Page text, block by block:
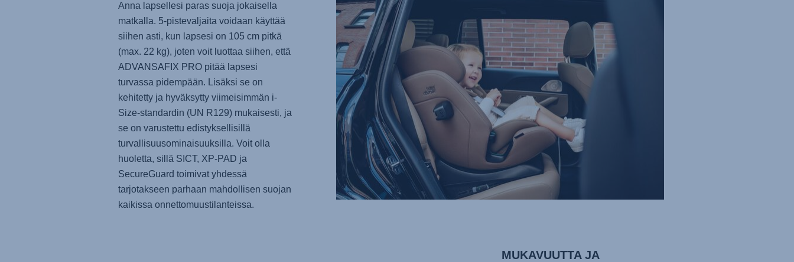
Anna lapsellesi paras suoja jokaisella
matkalla. 5-pistevaljaita voidaan käyttää
siihen asti, kun lapsesi on 105 cm pitkä
(max. 22 kg), joten voit luottaa siihen, että
ADVANSAFIX PROpitää lapsesi
turvassa pidempään. Lisäksi se on
kehitetty ja hyväksytty viimeisimmän i-
Size-standardin (UN R129) mukaisesti, ja
se on varustettu edistyksellisillä
turvallisuusominaisuuksilla. Voit olla
huoletta, sillä SICT, XP-PAD ja
SecureGuard toimivat yhdessä
tarjotakseen parhaan mahdollisen suojan
kaikissa onnettomuustilanteissa.
MUKAVUUTTA JA